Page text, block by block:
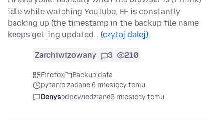
idle while watching YouTube, FF is constantly
backing up (the timestamp in the backup file name
keeps getting updated… (czytaj dalej)
Zarchiwizowany 3 210
Firefox
Backup data
pytanie zadane 6 miesięcy temu
Denysodpowiedziano6 miesięcy temu